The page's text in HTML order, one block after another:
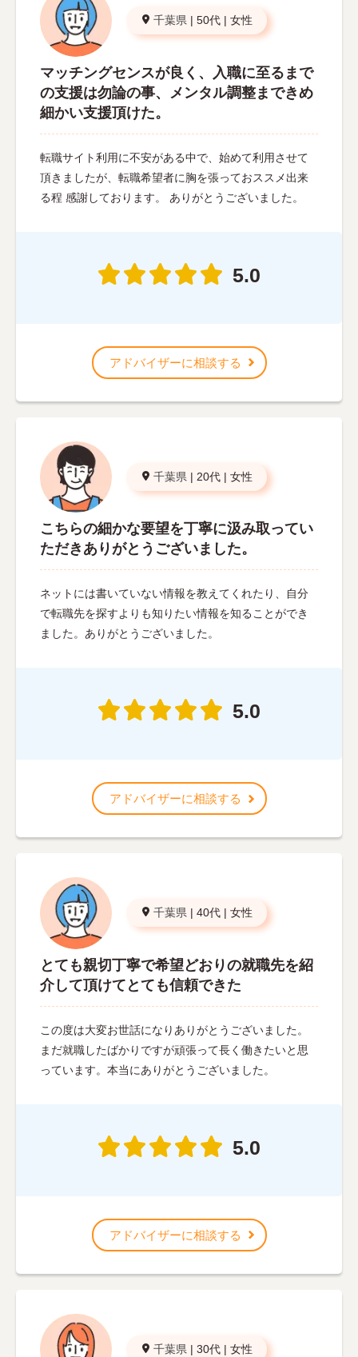
千葉県 | 50代 | 女性
マッチングセンスが良く、入職に至るまで
の支援は勿論の事、メンタル調整まできめ
細かい支援頂けた。
転職サイト利用に不安がある中で、始めて利用させて
頂きましたが、転職希望者に胸を張っておススメ出来
る程 感謝しております。 ありがとうございました。
5.0
アドバイザーに相談する
千葉県 | 20代 | 女性
こちらの細かな要望を丁寧に汲み取ってい
ただきありがとうございました。
ネットには書いていない情報を教えてくれたり、自分
で転職先を探すよりも知りたい情報を知ることができ
ました。ありがとうございました。
5.0
アドバイザーに相談する
千葉県 | 40代 | 女性
とても親切丁寧で希望どおりの就職先を紹
介して頂けてとても信頼できた
この度は大変お世話になりありがとうございました。
まだ就職したばかりですが頑張って長く働きたいと思
っています。本当にありがとうございました。
5.0
アドバイザーに相談する
千葉県 | 30代 | 女性